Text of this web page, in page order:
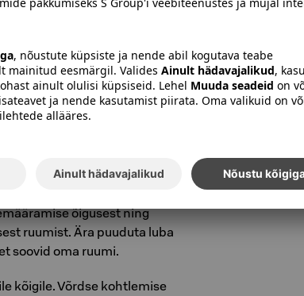
läbipaistva, võrdse ja kõigiga
me kõik tunda end
üksteisega inimlikult.
ja vihakõnel meie katuse all
üksteist ära kuulata ja vajadusel
õigusest ning
ruumist. Ära puuduta luba
soovid oma ruumi.
kõigile. Võrdse kohtlemise